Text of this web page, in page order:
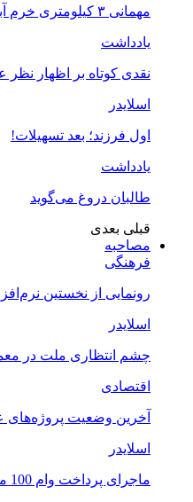
مهمانی ۳ کیلومتری خرم آباد؛ کاری بزرگ با چند نقد کوچک
یادداشت
نقدی کوتاه بر اظهار
اسلایدر
اول فرزند؛ بعد تسهیلات!
یادداشت
طالبان دروغ می‌گوید
قبلی بعدی
مصاحبه
فرهنگی
رونمایی از نخستین
اسلایدر
چشم انتظاری ملت در معمایی به نام پروژه
اقتصادی
آخرین وضعیت پروژه‌های
اسلایدر
ماجرای پرداخت وام 100 میلیونی برای نوسازی تجهیزات کشاورزان لرستانی چیست؟